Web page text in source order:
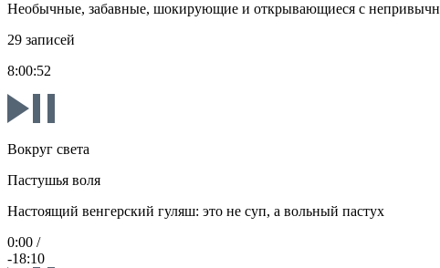
Необычные, забавные, шокирующие и открывающиеся с
29 записей
8:00:52
Вокруг света
Пастушья воля
Настоящий венгерский гуляш: это не суп, а вольный пастух
0:00 /
-18:10